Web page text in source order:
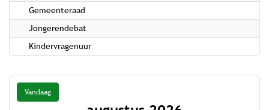
Gemeenteraad
Jongerendebat
Kindervragenuur
Vandaag